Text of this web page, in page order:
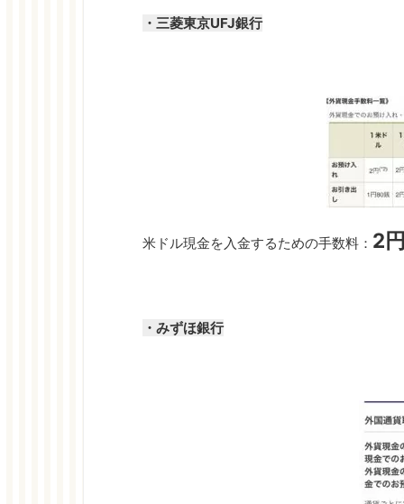
・三菱東京UFJ銀行
米ドル現金を入金するための手数料： 2
・みずほ銀行